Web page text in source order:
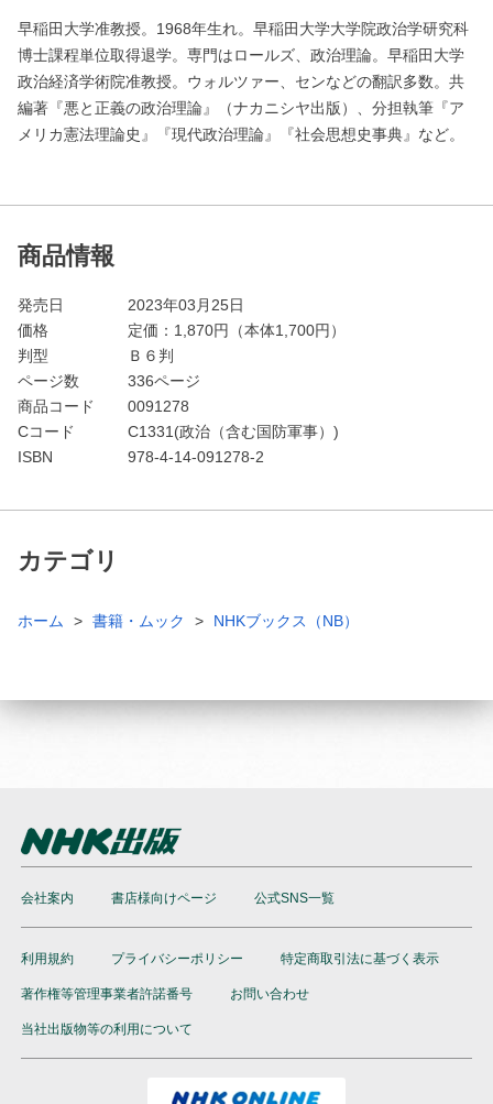
早稲田大学准教授。1968年生れ。早稲田大学大学院政治学研究科
博士課程単位取得退学。専門はロールズ、政治理論。早稲田大学
政治経済学術院准教授。ウォルツァー、センなどの翻訳多数。共
編著『悪と正義の政治理論』（ナカニシヤ出版）、分担執筆『ア
メリカ憲法理論史』『現代政治理論』『社会思想史事典』など。
商品情報
発売日
2023年03月25日
価格
定価： 1,870円（本体1,700円）
判型
Ｂ６判
ページ数
336ページ
商品コード
0091278
Cコード
C1331(政治（含む国防軍事）)
ISBN
978-4-14-091278-2
カテゴリ
ホーム 書籍・ムック NHKブックス（NB）
会社案内 書店様向けページ 公式SNS一覧
利用規約 プライバシーポリシー 特定商取引法に基づく表示
著作権等管理事業者許諾番号 お問い合わせ
当社出版物等の利用について